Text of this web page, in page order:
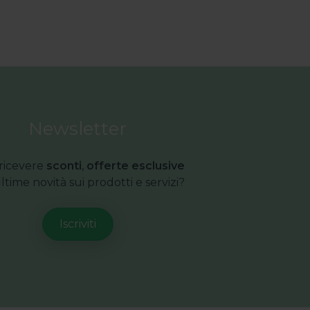
sconti, offerte esclusive
novità sui prodotti e servizi?